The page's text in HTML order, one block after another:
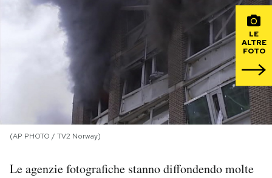
Sport
Mondiali calcio 2026
PODCAST
NEWSLETTER
I MIEI PREFERITI
LE
ALTRE
FOTO
(AP PHOTO / TV2 Norway)
Le agenzie fotografiche stanno diffondendo molte